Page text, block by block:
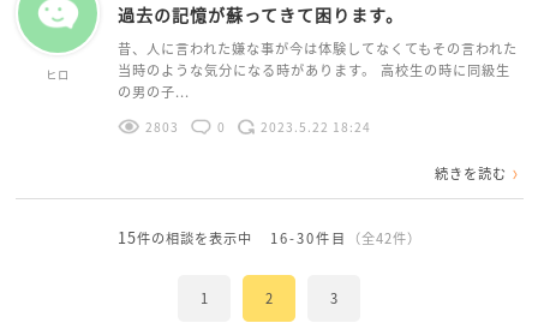
ヒロ
過去の記憶が蘇ってきて困ります。
昔、人に言われた嫌な事が今は体験してなくてもその言われた
当時のような気分になる時があります。 高校生の時に同級生
の男の子...
2803 0 2023.5.22 18:24
続きを読む
15件の相談を表示中 16-30件目 （全42件）
1 2 3